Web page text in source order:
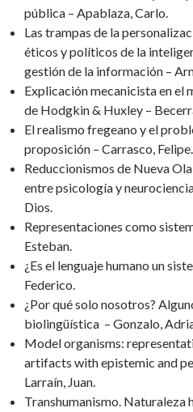
pública – Apablaza, Carlo.
Las trampas de la
éticos y políticos de la
gestión de la información –
Explicación mecanicista en el
de Hodgkin & Huxley –
El realismo fregeano y el
proposición – Carrasco, Felipe.
Reduccionismos de Nueva
entre psicología y
Dios.
Representaciones como
Esteban.
¿Es el lenguaje humano un
Federico.
¿Por qué solo nosotros?
biolingüística – Gonzalo,
Model organisms:
artifacts with epistemic and
Larraín, Juan.
Transhumanismo. Naturaleza